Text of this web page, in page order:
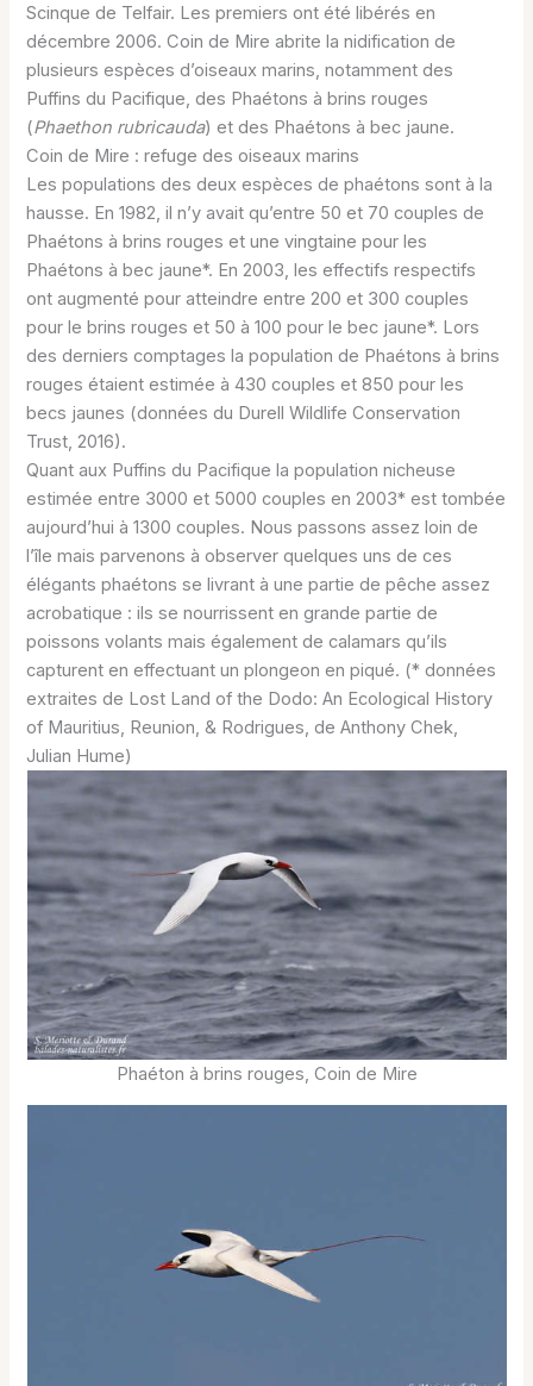
Scinque de Telfair. Les premiers ont été libérés en
décembre 2006. Coin de Mire abrite la nidification de
plusieurs espèces d’oiseaux marins, notamment des
Puffins du Pacifique, des Phaétons à brins rouges
(Phaethon rubricauda) et des Phaétons à bec jaune.
Coin de Mire : refuge des oiseaux marins
Les populations des deux espèces de phaétons sont à la
hausse. En 1982, il n’y avait qu’entre 50 et 70 couples de
Phaétons à brins rouges et une vingtaine pour les
Phaétons à bec jaune*. En 2003, les effectifs respectifs
ont augmenté pour atteindre entre 200 et 300 couples
pour le brins rouges et 50 à 100 pour le bec jaune*. Lors
des derniers comptages la population de Phaétons à brins
rouges étaient estimée à 430 couples et 850 pour les
becs jaunes (données du Durell Wildlife Conservation
Trust, 2016).
Quant aux Puffins du Pacifique la population nicheuse
estimée entre 3000 et 5000 couples en 2003* est tombée
aujourd’hui à 1300 couples. Nous passons assez loin de
l’île mais parvenons à observer quelques uns de ces
élégants phaétons se livrant à une partie de pêche assez
acrobatique : ils se nourrissent en grande partie de
poissons volants mais également de calamars qu’ils
capturent en effectuant un plongeon en piqué. (* données
extraites de Lost Land of the Dodo: An Ecological History
of Mauritius, Reunion, & Rodrigues, de Anthony Chek,
Julian Hume)
Phaéton à brins rouges, Coin de Mire